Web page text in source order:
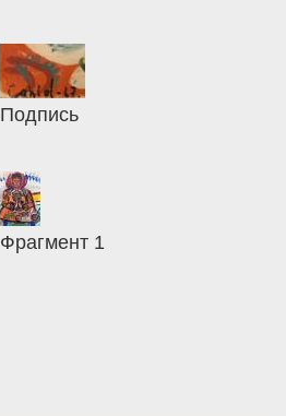
Подпись
Фрагмент 1